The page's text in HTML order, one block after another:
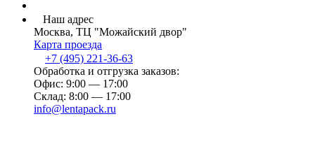
Наш адрес
Москва, ТЦ "Можайский двор"
Карта проезда
+7 (495) 221-36-63
Обработка и отгрузка заказов:
Офис: 9:00 — 17:00
Склад: 8:00 — 17:00
info@lentapack.ru